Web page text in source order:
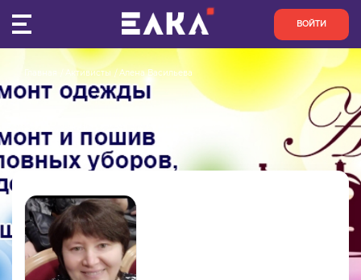
ВОЙТИ
ПУЛЬС
КОНКУРСЫ
ОРГАНИЗАЦИИ
АКТИВИСТЫ
ПРОЕКТЫ
Главная Активисты Алена Васильева